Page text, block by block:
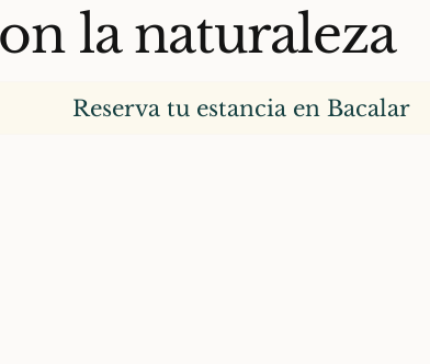
la naturaleza
Reserva tu estancia en Bacalar